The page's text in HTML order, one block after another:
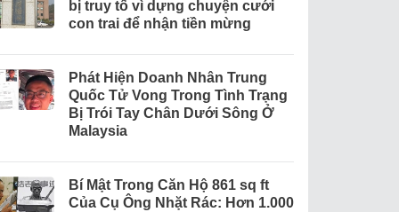
bị truy tố vì dựng chuyện cưới
con trai để nhận tiền mừng
Phát Hiện Doanh Nhân Trung
Quốc Tử Vong Trong Tình Trạng
Bị Trói Tay Chân Dưới Sông Ở
Malaysia
Bí Mật Trong Căn Hộ 861 sq ft
Của Cụ Ông Nhặt Rác: Hơn 1.000